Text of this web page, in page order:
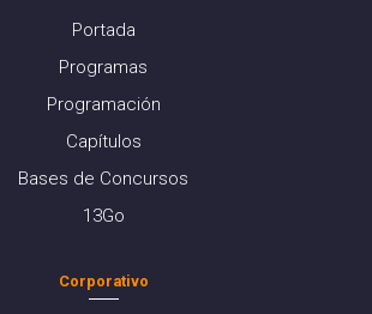
Portada
Programas
Programación
Capítulos
Bases de Concursos
13Go
Corporativo